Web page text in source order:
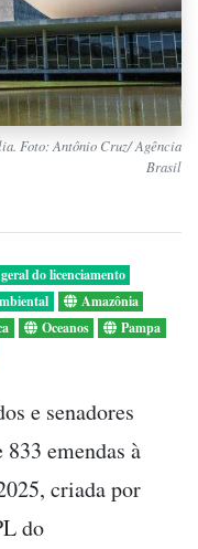
Foto: Antônio Cruz/ Agência
Brasil
do licenciamento
Amazônia
Oceanos
Pampa
e senadores
emendas à
criada por
do